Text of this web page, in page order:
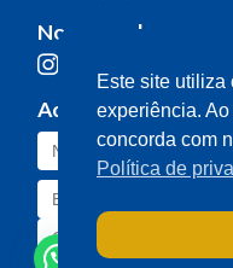
Nossas redes
Acompanhe o meu
Este site utiliza
experiência.
concorda com
Política de